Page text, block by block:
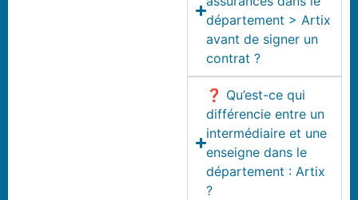
département > Artix
avant de signer un
contrat ?
❓ Qu’est-ce qui
différencie entre un
intermédiaire et une
enseigne dans le
département : Artix
?